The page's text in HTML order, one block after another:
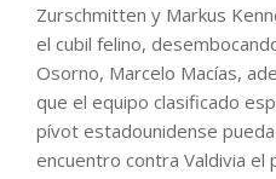
Zurschmitten y Markus
el cubil felino,
Osorno, Marcelo Macías,
que el equipo clasificado
pívot estadounidense
encuentro contra Valdivia el